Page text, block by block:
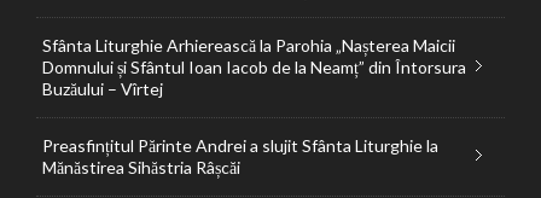
Sfânta Liturghie Arhierească la Parohia „Nașterea Maicii
Domnului și Sfântul Ioan Iacob de la Neamț” din Întorsura
Buzăului – Vîrtej
Preasfințitul Părinte Andrei a slujit Sfânta Liturghie la
Mănăstirea Sihăstria Râșcăi